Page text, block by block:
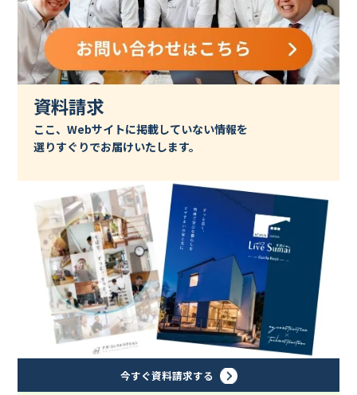
資料請求
ここ、Webサイトに掲載していない情報を
選りすぐりでお届けいたします。
今すぐ資料請求する